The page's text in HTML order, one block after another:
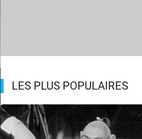
LES PLUS POPULAIRES